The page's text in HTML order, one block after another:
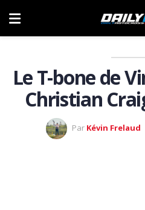
Le T-bone de
Christian
Par Kévin Frelaud